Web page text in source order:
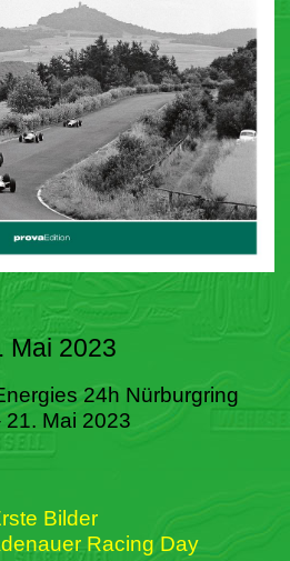
Mai 2023
24h Nürburgring
21. Mai 2023
Bilder
Racing Day